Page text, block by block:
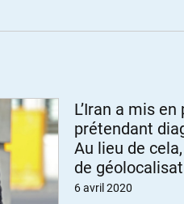
L’Iran a mis
prétendant
Au lieu de
de
personnes.
6 avril 2020